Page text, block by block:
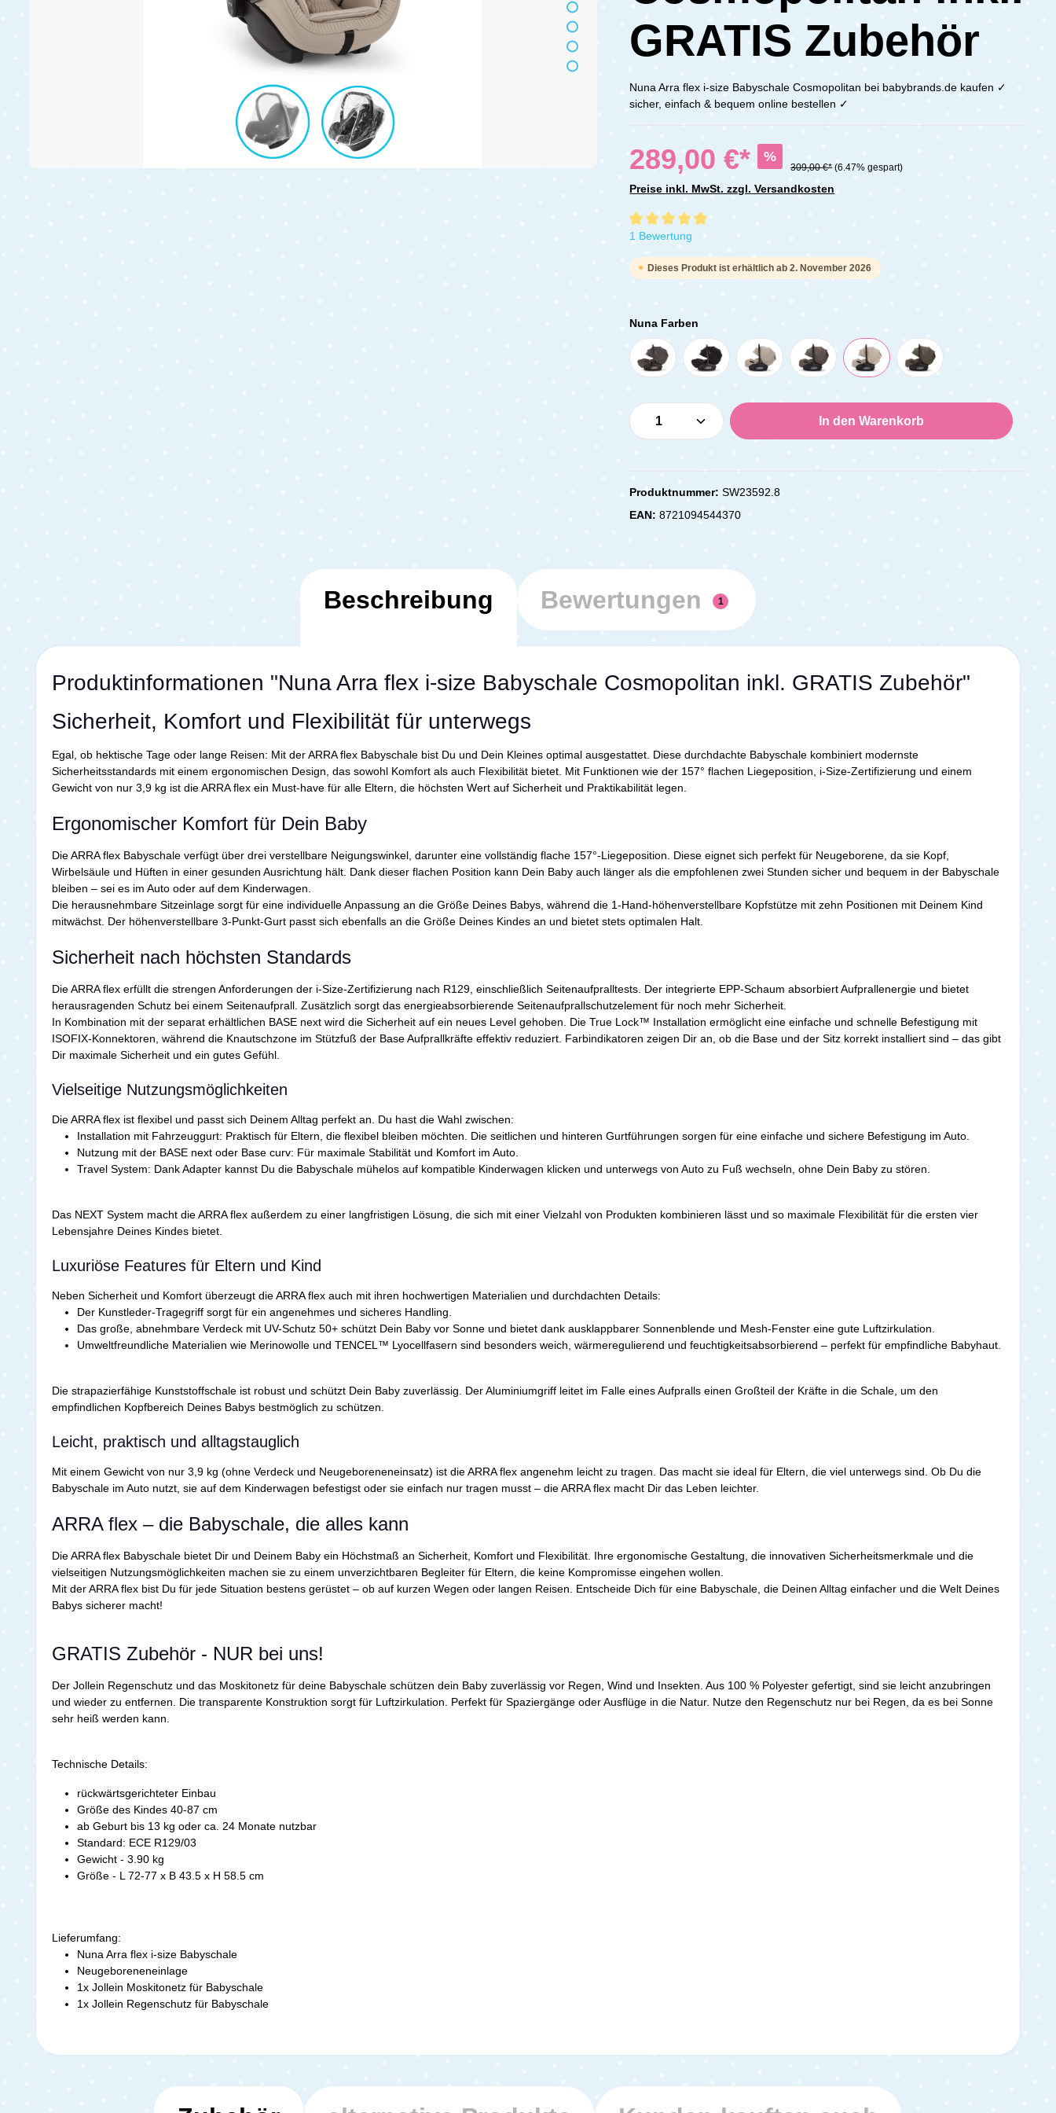
GRATIS Zubehör
Nuna Arra flex i-size Babyschale Cosmopolitan bei babybrands.de kaufen ✓
sicher, einfach & bequem online bestellen ✓
289,00 €* %
309,00 €* (6.47% gespart)
Preise inkl. MwSt. zzgl. Versandkosten
Durchschnittliche Bewertung von 5 von 5 Sternen
1 Bewertung
Dieses Produkt ist erhältlich ab 2. November 2026
Nuna Farben
Produkt Anzahl: Gib den gewünschten Wert ein
In den Warenkorb
Produktnummer:SW23592.8
EAN:8721094544370
Beschreibung Bewertungen 1
Produktinformationen "Nuna Arra flex i-size Babyschale Cosmopolitan inkl. GRATIS Zubehör"
Sicherheit, Komfort und Flexibilität für unterwegs
Egal, ob hektische Tage oder lange Reisen: Mit der ARRA flex Babyschale bist Du und Dein Kleines optimal ausgestattet. Diese durchdachte Babyschale kombiniert modernste
Sicherheitsstandards mit einem ergonomischen Design, das sowohl Komfort als auch Flexibilität bietet. Mit Funktionen wie der 157° flachen Liegeposition, i-Size-Zertifizierung und einem
Gewicht von nur 3,9 kg ist die ARRA flex ein Must-have für alle Eltern, die höchsten Wert auf Sicherheit und Praktikabilität legen.
Ergonomischer Komfort für Dein Baby
Die ARRA flex Babyschale verfügt über drei verstellbare Neigungswinkel, darunter eine vollständig flache 157°-Liegeposition. Diese eignet sich perfekt für Neugeborene, da sie Kopf,
Wirbelsäule und Hüften in einer gesunden Ausrichtung hält. Dank dieser flachen Position kann Dein Baby auch länger als die empfohlenen zwei Stunden sicher und bequem in der Babyschale
bleiben – sei es im Auto oder auf dem Kinderwagen.
Die herausnehmbare Sitzeinlage sorgt für eine individuelle Anpassung an die Größe Deines Babys, während die 1-Hand-höhenverstellbare Kopfstütze mit zehn Positionen mit Deinem Kind
mitwächst. Der höhenverstellbare 3-Punkt-Gurt passt sich ebenfalls an die Größe Deines Kindes an und bietet stets optimalen Halt.
Sicherheit nach höchsten Standards
Die ARRA flex erfüllt die strengen Anforderungen der i-Size-Zertifizierung nach R129, einschließlich Seitenaufpralltests. Der integrierte EPP-Schaum absorbiert Aufprallenergie und bietet
herausragenden Schutz bei einem Seitenaufprall. Zusätzlich sorgt das energieabsorbierende Seitenaufprallschutzelement für noch mehr Sicherheit.
In Kombination mit der separat erhältlichen BASE next wird die Sicherheit auf ein neues Level gehoben. Die True Lock™ Installation ermöglicht eine einfache und schnelle Befestigung mit
ISOFIX-Konnektoren, während die Knautschzone im Stützfuß der Base Aufprallkräfte effektiv reduziert. Farbindikatoren zeigen Dir an, ob die Base und der Sitz korrekt installiert sind – das gibt
Dir maximale Sicherheit und ein gutes Gefühl.
Vielseitige Nutzungsmöglichkeiten
Die ARRA flex ist flexibel und passt sich Deinem Alltag perfekt an. Du hast die Wahl zwischen:
Installation mit Fahrzeuggurt: Praktisch für Eltern, die flexibel bleiben möchten. Die seitlichen und hinteren Gurtführungen sorgen für eine einfache und sichere Befestigung im Auto.
Nutzung mit der BASE next oder Base curv: Für maximale Stabilität und Komfort im Auto.
Travel System: Dank Adapter kannst Du die Babyschale mühelos auf kompatible Kinderwagen klicken und unterwegs von Auto zu Fuß wechseln, ohne Dein Baby zu stören.
Das NEXT System macht die ARRA flex außerdem zu einer langfristigen Lösung, die sich mit einer Vielzahl von Produkten kombinieren lässt und so maximale Flexibilität für die ersten vier
Lebensjahre Deines Kindes bietet.
Luxuriöse Features für Eltern und Kind
Neben Sicherheit und Komfort überzeugt die ARRA flex auch mit ihren hochwertigen Materialien und durchdachten Details:
Der Kunstleder-Tragegriff sorgt für ein angenehmes und sicheres Handling.
Das große, abnehmbare Verdeck mit UV-Schutz 50+ schützt Dein Baby vor Sonne und bietet dank ausklappbarer Sonnenblende und Mesh-Fenster eine gute Luftzirkulation.
Umweltfreundliche Materialien wie Merinowolle und TENCEL™ Lyocellfasern sind besonders weich, wärmeregulierend und feuchtigkeitsabsorbierend – perfekt für empfindliche Babyhaut.
Die strapazierfähige Kunststoffschale ist robust und schützt Dein Baby zuverlässig. Der Aluminiumgriff leitet im Falle eines Aufpralls einen Großteil der Kräfte in die Schale, um den
empfindlichen Kopfbereich Deines Babys bestmöglich zu schützen.
Leicht, praktisch und alltagstauglich
Mit einem Gewicht von nur 3,9 kg (ohne Verdeck und Neugeboreneneinsatz) ist die ARRA flex angenehm leicht zu tragen. Das macht sie ideal für Eltern, die viel unterwegs sind. Ob Du die
Babyschale im Auto nutzt, sie auf dem Kinderwagen befestigst oder sie einfach nur tragen musst – die ARRA flex macht Dir das Leben leichter.
ARRA flex – die Babyschale, die alles kann
Die ARRA flex Babyschale bietet Dir und Deinem Baby ein Höchstmaß an Sicherheit, Komfort und Flexibilität. Ihre ergonomische Gestaltung, die innovativen Sicherheitsmerkmale und die
vielseitigen Nutzungsmöglichkeiten machen sie zu einem unverzichtbaren Begleiter für Eltern, die keine Kompromisse eingehen wollen.
Mit der ARRA flex bist Du für jede Situation bestens gerüstet – ob auf kurzen Wegen oder langen Reisen. Entscheide Dich für eine Babyschale, die Deinen Alltag einfacher und die Welt Deines
Babys sicherer macht!
GRATIS Zubehör - NUR bei uns!
Der Jollein Regenschutz und das Moskitonetz für deine Babyschale schützen dein Baby zuverlässig vor Regen, Wind und Insekten. Aus 100 % Polyester gefertigt, sind sie leicht anzubringen
und wieder zu entfernen. Die transparente Konstruktion sorgt für Luftzirkulation. Perfekt für Spaziergänge oder Ausflüge in die Natur. Nutze den Regenschutz nur bei Regen, da es bei Sonne
sehr heiß werden kann.
Technische Details:
rückwärtsgerichteter Einbau
Größe des Kindes 40-87 cm
ab Geburt bis 13 kg oder ca. 24 Monate nutzbar
Standard: ECE R129/03
Gewicht - 3.90 kg
Größe - L 72-77 x B 43.5 x H 58.5 cm
Lieferumfang:
Nuna Arra flex i-size Babyschale
Neugeboreneneinlage
1x Jollein Moskitonetz für Babyschale
1x Jollein Regenschutz für Babyschale